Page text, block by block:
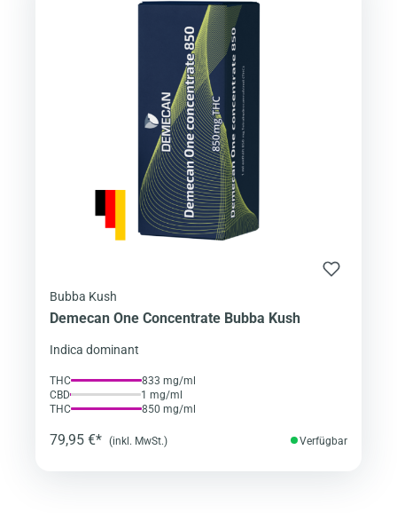
Bubba Kush
Demecan One Concentrate Bubba Kush
Indica dominant
THC
833 mg/ml
CBD
1 mg/ml
THC
850 mg/ml
79,95 €* (inkl. MwSt.) Verfügbar